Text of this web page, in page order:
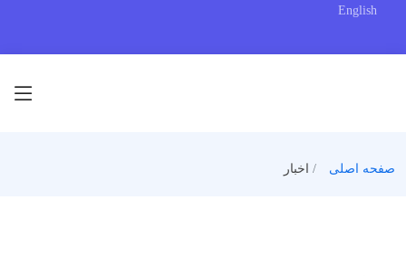
English
صفحه اصلی اخبار